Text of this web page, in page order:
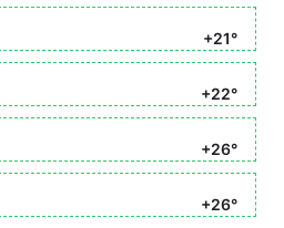
+21°
+22°
+26°
+26°